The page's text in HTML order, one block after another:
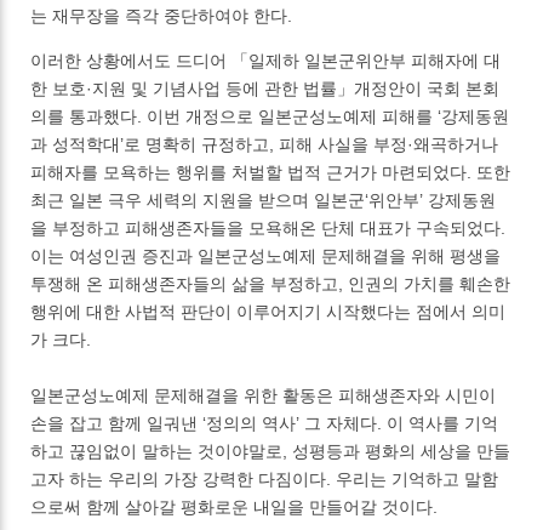
는 재무장을 즉각 중단하여야 한다.
이러한 상황에서도 드디어 「일제하 일본군위안부 피해자에 대
한 보호·지원 및 기념사업 등에 관한 법률」개정안이 국회 본회
의를 통과했다. 이번 개정으로 일본군성노예제 피해를 ‘강제동원
과 성적학대’로 명확히 규정하고, 피해 사실을 부정·왜곡하거나
피해자를 모욕하는 행위를 처벌할 법적 근거가 마련되었다. 또한
최근 일본 극우 세력의 지원을 받으며 일본군‘위안부’ 강제동원
을 부정하고 피해생존자들을 모욕해온 단체 대표가 구속되었다.
이는 여성인권 증진과 일본군성노예제 문제해결을 위해 평생을
투쟁해 온 피해생존자들의 삶을 부정하고, 인권의 가치를 훼손한
행위에 대한 사법적 판단이 이루어지기 시작했다는 점에서 의미
가 크다.
일본군성노예제 문제해결을 위한 활동은 피해생존자와 시민이
손을 잡고 함께 일궈낸 ‘정의의 역사’ 그 자체다. 이 역사를 기억
하고 끊임없이 말하는 것이야말로, 성평등과 평화의 세상을 만들
고자 하는 우리의 가장 강력한 다짐이다. 우리는 기억하고 말함
으로써 함께 살아갈 평화로운 내일을 만들어갈 것이다.